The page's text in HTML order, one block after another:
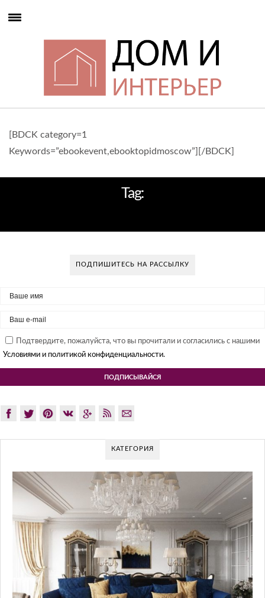
[BDCK category=1
Keywords=”ebookevent,ebooktopidmoscow”][/BDCK]
Tag:
ПОДПИШИТЕСЬ НА РАССЫЛКУ
Подтвердите, пожалуйста, что вы прочитали и согласились с нашими
Условиями и политикой конфиденциальности.
КАТЕГОРИЯ
GLAZOV
Glazov Design Group- это